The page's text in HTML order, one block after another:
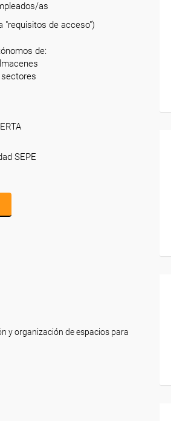
as
"requisitos de acceso")
de:
SEPE
y organización de espacios para